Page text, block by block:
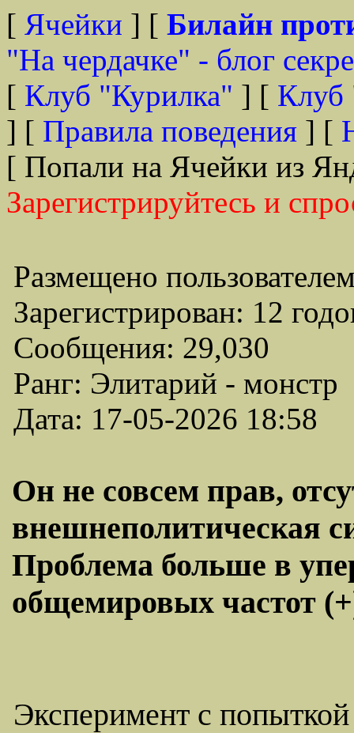
[ Ячейки ] [ Билайн
"На чердачке" - блог
[ Клуб "Курилка" ] [ Клуб
] [ Правила поведения ] [
[ Попали на Ячейки из
Зарегистрируйтесь и
Размещено
Зарегистрирован: 12
Сообщения: 29,030
Ранг: Элитарий - монстр
Дата: 17-05-2026 18:58
Он не совсем прав,
внешнеполитическая
Проблема больше в
общемировых частот
Эксперимент с